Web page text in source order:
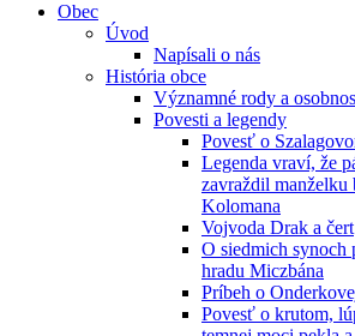
Obec
Úvod
Napísali o nás
História obce
Významné rody a
Povesti a legendy
Povesť o
Legenda vraví, že
zavraždil manželku
Kolomana
Vojvoda Drak a čert
O siedmich synoch
hradu Miczbána
Príbeh o
Povesť o krutom,